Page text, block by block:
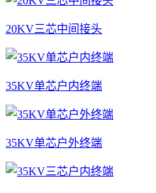
20KV三芯中间接头
35KV单芯户内终端
35KV单芯户外终端